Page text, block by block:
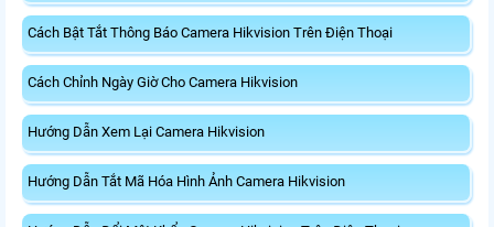
Cách Bật Tắt Thông Báo Camera Hikvision Trên Điện Thoại
Cách Chỉnh Ngày Giờ Cho Camera Hikvision
Hướng Dẫn Xem Lại Camera Hikvision
Hướng Dẫn Tắt Mã Hóa Hình Ảnh Camera Hikvision